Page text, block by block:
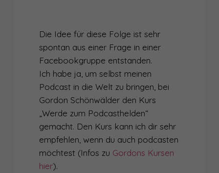
Die Idee für diese Folge ist sehr
spontan aus einer Frage in einer
Facebookgruppe entstanden.
Ich habe ja, um selbst meinen
Podcast in die Welt zu bringen, bei
Gordon Schönwälder den Kurs
„Werde zum Podcasthelden“
gemacht. Den Kurs kann ich dir sehr
empfehlen, wenn du auch podcasten
möchtest (Infos zu Gordons Kursen
hier).